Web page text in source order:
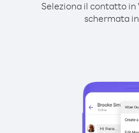
Seleziona il contatto
schermata